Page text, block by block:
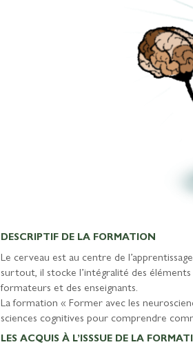
DESCRIPTIF DE LA FORMATION
Le cerveau est au centre de
surtout, il stocke l’intégralité des
formateurs et des enseignants.
La formation « Former avec les
sciences cognitives pour comprendre
LES ACQUIS À L’ISSSUE DE LA